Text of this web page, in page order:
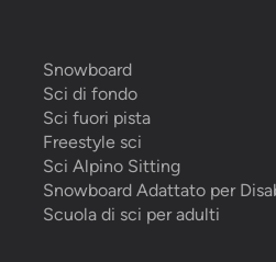
Snowboard
Sci di fondo
Sci fuori pista
Freestyle sci
Sci Alpino Sitting
Snowboard Adattato per
Scuola di sci per adulti